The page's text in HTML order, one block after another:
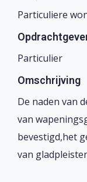
Particuliere
Particulier
Omschrijving
De naden van
van
bevestigd,het
van